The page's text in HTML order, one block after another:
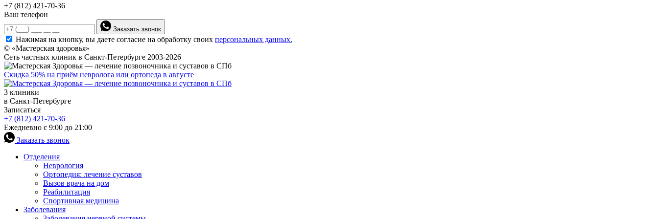
+7 (812) 421-70-36
Ваш телефон
Заказать звонок
Нажимая на кнопку, вы даете согласие на обработку своих персональных данных.
© «Мастерская здоровья»
Сеть частных клиник в Санкт-Петербурге 2003-2026
Скидка 50% на приём невролога или ортопеда в августе
3 клиники
в Санкт-Петербурге
Записаться
+7 (812) 421-70-36
Ежедневно с 9:00 до 21:00
Заказать звонок
Отделения
Неврология
Ортопедия: лечение суставов
Вызов врача на дом
Реабилитация
Спортивная медицина
Заболевания